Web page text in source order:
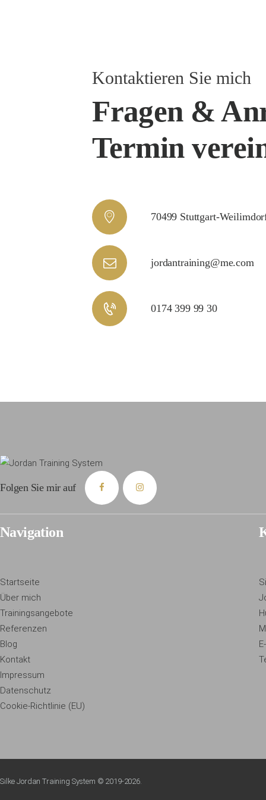
Kontaktieren Sie mich
Fragen &
Termin
70499 Stuttgart-
jordantraining@me.com
0174 399 99 30
Folgen Sie mir auf
Navigation
Startseite
Über mich
Trainingsangebote
Referenzen
Blog
Kontakt
Impressum
Datenschutz
Cookie-Richtlinie (EU)
Silke Jordan Training System © 2019-2026.